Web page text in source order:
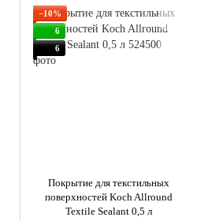
−10%
6
6
Покрытие для текстильных
поверхностей Koch Allround
Textile Sealant 0,5 л